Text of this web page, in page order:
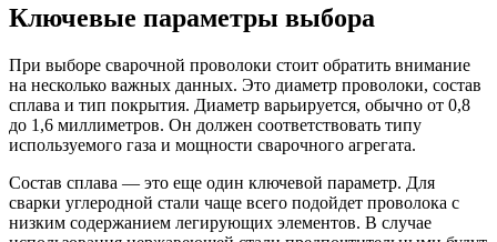
Ключевые параметры выбора
При выборе сварочной проволоки стоит обратить внимание
на несколько важных данных. Это диаметр проволоки, состав
сплава и тип покрытия. Диаметр варьируется, обычно от 0,8
до 1,6 миллиметров. Он должен соответствовать типу
используемого газа и мощности сварочного агрегата.
Состав сплава — это еще один ключевой параметр. Для
сварки углеродной стали чаще всего подойдет проволока с
низким содержанием легирующих элементов. В случае